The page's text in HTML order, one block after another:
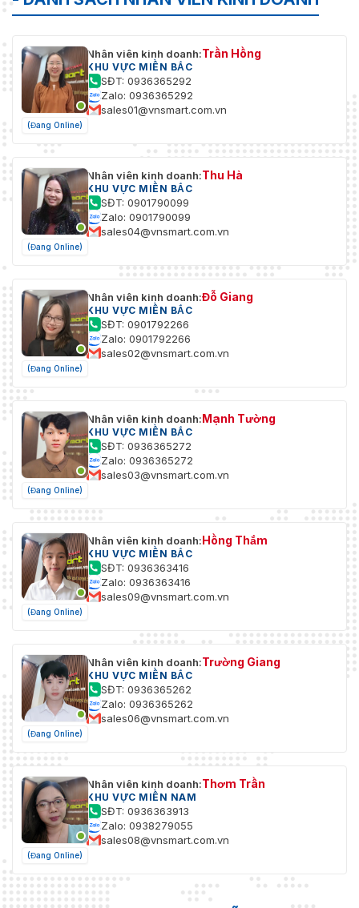
(Đang Online)
Nhân viên kinh doanh:Trần Hồng
KHU VỰC MIỀN BẮC
SĐT: 0936365292
Zalo: 0936365292
sales01@vnsmart.com.vn
(Đang Online)
Nhân viên kinh doanh:Thu Hà
KHU VỰC MIỀN BẮC
SĐT: 0901790099
Zalo: 0901790099
sales04@vnsmart.com.vn
(Đang Online)
Nhân viên kinh doanh:Đỗ Giang
KHU VỰC MIỀN BẮC
SĐT: 0901792266
Zalo: 0901792266
sales02@vnsmart.com.vn
(Đang Online)
Nhân viên kinh doanh:Mạnh Tường
KHU VỰC MIỀN BẮC
SĐT: 0936365272
Zalo: 0936365272
sales03@vnsmart.com.vn
(Đang Online)
Nhân viên kinh doanh:Hồng Thắm
KHU VỰC MIỀN BẮC
SĐT: 0936363416
Zalo: 0936363416
sales09@vnsmart.com.vn
(Đang Online)
Nhân viên kinh doanh:Trường Giang
KHU VỰC MIỀN BẮC
SĐT: 0936365262
Zalo: 0936365262
sales06@vnsmart.com.vn
(Đang Online)
Nhân viên kinh doanh:Thơm Trần
KHU VỰC MIỀN NAM
SĐT: 0936363913
Zalo: 0938279055
sales08@vnsmart.com.vn